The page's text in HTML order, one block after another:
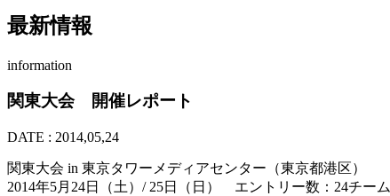
最新情報
information
関東大会 開催レポート
DATE : 2014,05,24
関東大会 in 東京タワーメディアセンター（東京都港区）
2014年5月24日（土）/ 25日（日） エントリー数：24チーム